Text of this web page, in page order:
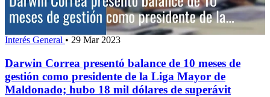
Interés General • 29 Mar 2023
Darwin Correa presentó balance de 10 meses de
gestión como presidente de la Liga Mayor de
Maldonado; hubo 18 mil dólares de superávit